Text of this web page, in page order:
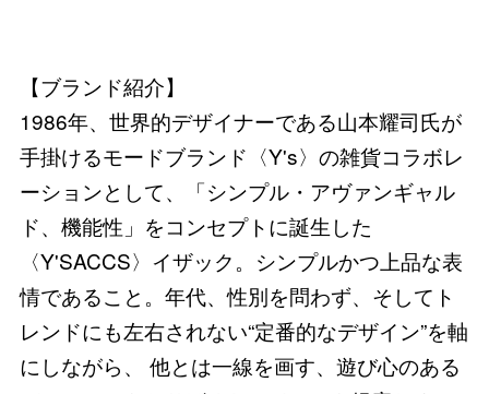
【ブランド紹介】
1986年、世界的デザイナーである山本耀司氏が
手掛けるモードブランド〈Y's〉の雑貨コラボレ
ーションとして、「シンプル・アヴァンギャル
ド、機能性」をコンセプトに誕生した
〈Y'SACCS〉イザック。シンプルかつ上品な表
情であること。年代、性別を問わず、そしてト
レンドにも左右されない“定番的なデザイン”を軸
にしながら、 他とは一線を画す、遊び心のある